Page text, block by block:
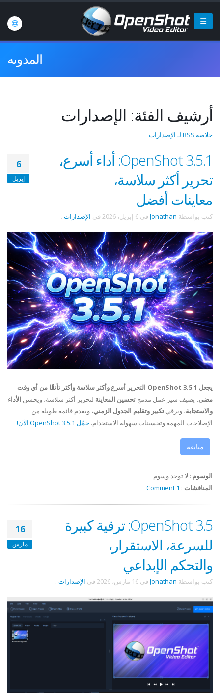
المدونة
أرشيف الفئة: الإصدارات
خلاصة RSS لـ الإصدارات
6
إبريل
OpenShot 3.5.1: أداء أسرع،
تحرير أكثر سلاسة،
معاينات أفضل
كتب بواسطة Jonathan في 6 إبريل، 2026 في الإصدارات .
يجعل OpenShot 3.5.1 التحرير أسرع وأكثر سلاسة وأكثر تأنقًا من أي وقت
مضى. يضيف سير عمل مدمج تحسين المعاينة لتحرير أكثر سلاسة، ويحسن الأداء
والاستجابة، ويرقي تكبير وتقليم الجدول الزمني، ويقدم قائمة طويلة من
الإصلاحات المهمة وتحسينات سهولة الاستخدام. حمّل OpenShot 3.5.1 الآن!
متابعة
الوسوم : لا توجد وسوم
المناقشات :
1 Comment
16
مارس
OpenShot 3.5: ترقية كبيرة
للسرعة، الاستقرار،
والتحكم الإبداعي
كتب بواسطة Jonathan في 16 مارس، 2026 في الإصدارات .